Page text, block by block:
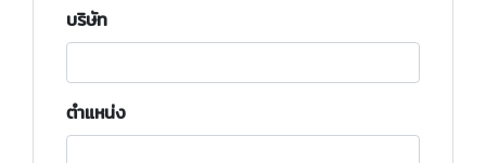
บริษัท
ตำแหน่ง